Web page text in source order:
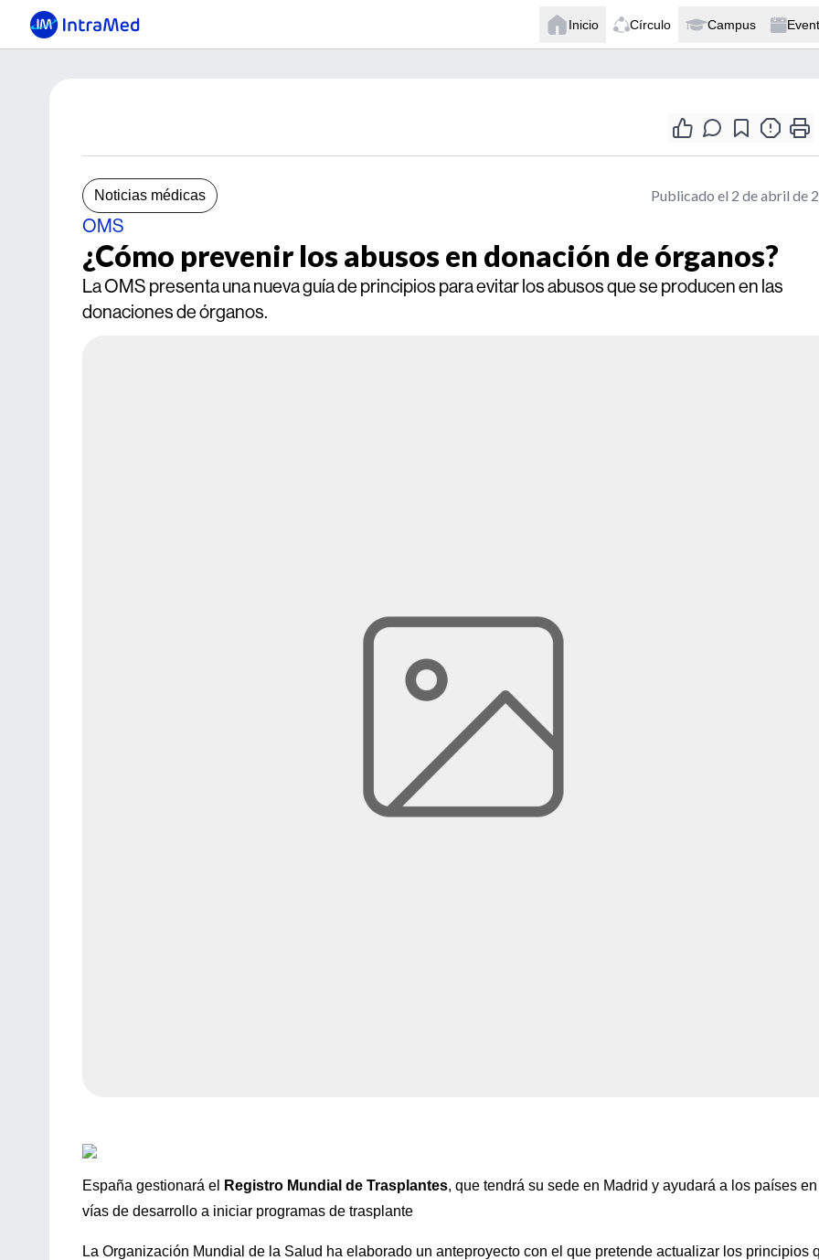
Inicio Círculo Campus
Noticias médicas Publicado el 2 de abril de
OMS
¿Cómo prevenir los abusos en donación de órganos?
La OMS presenta una nueva guía de principios para evitar los abusos que se producen en las
donaciones de órganos.
España gestionará el Registro Mundial de Trasplantes, que tendrá su sede en Madrid y ayudará a los países en
vías de desarrollo a iniciar programas de trasplante
La Organización Mundial de la Salud ha elaborado un anteproyecto con el que pretende actualizar los principios